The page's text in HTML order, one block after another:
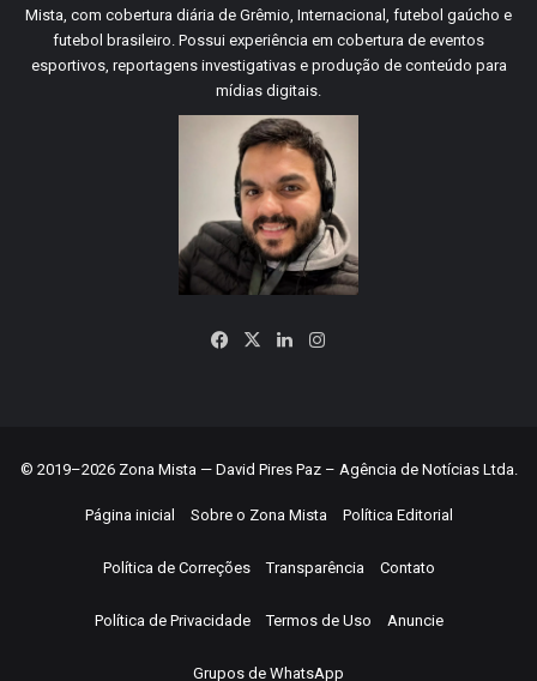
Mista, com cobertura diária de Grêmio, Internacional, futebol gaúcho e
futebol brasileiro. Possui experiência em cobertura de eventos
esportivos, reportagens investigativas e produção de conteúdo para
mídias digitais.
Facebook
X LinkedinInstagram
© 2019–2026 Zona Mista — David Pires Paz – Agência de Notícias Ltda.
Página inicial Sobre o Zona Mista Política Editorial
Política de Correções Transparência Contato
Política de Privacidade Termos de Uso Anuncie
Grupos de WhatsApp